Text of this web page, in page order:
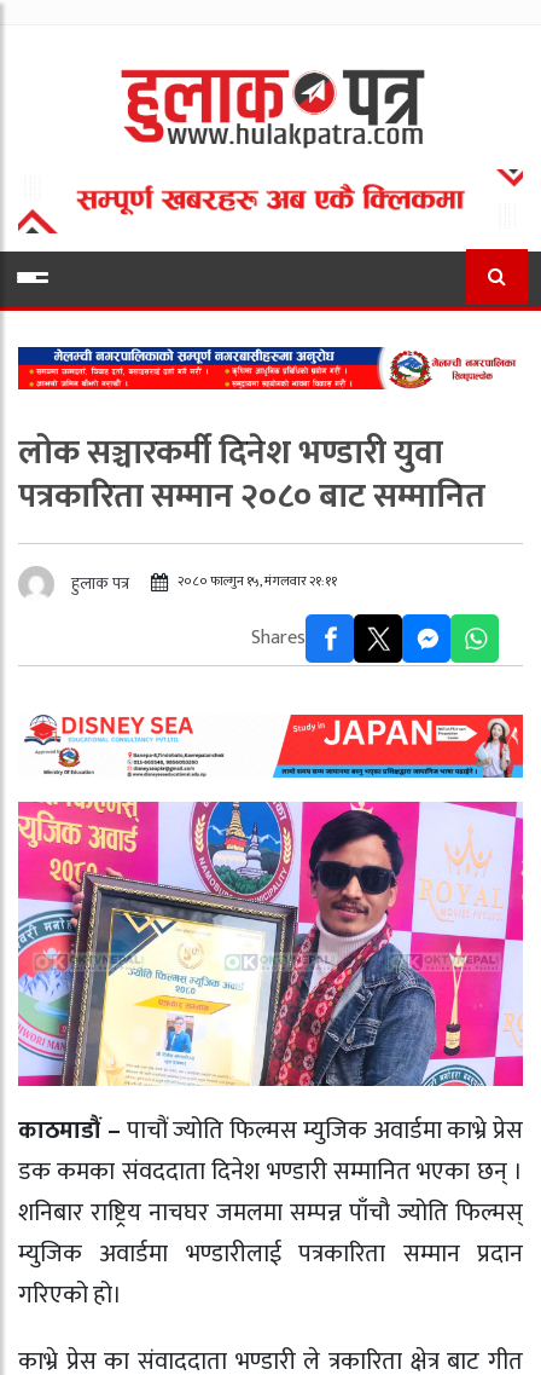
लोक सञ्चारकर्मी दिनेश भण्डारी युवा
पत्रकारिता सम्मान २०८० बाट सम्मानित
हुलाक पत्र २०८० फाल्गुन १५, मंगलवार २१:११
Shares
काठमाडौं –पाचौं ज्योति फिल्मस म्युजिक अवार्डमा काभ्रे प्रेस
डक कमका संवददाता दिनेश भण्डारी सम्मानित भएका छन् ।
शनिबार राष्ट्रिय नाचघर जमलमा सम्पन्न पाँचौ ज्योति फिल्मस्
म्युजिक अवार्डमा भण्डारीलाई पत्रकारिता सम्मान प्रदान
गरिएको हो।
काभ्रे प्रेस का संवाददाता भण्डारी ले त्रकारिता क्षेत्र बाट गीत